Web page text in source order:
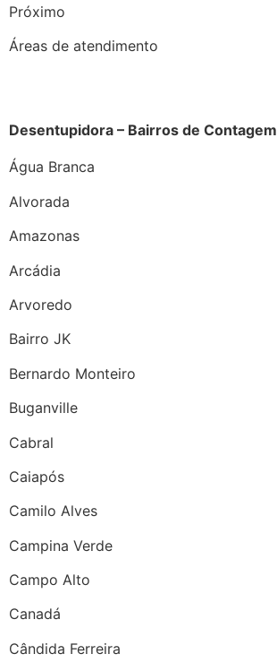
Próximo
Áreas de atendimento
Desentupidora – Bairros de Contagem
Água Branca
Alvorada
Amazonas
Arcádia
Arvoredo
Bairro JK
Bernardo Monteiro
Buganville
Cabral
Caiapós
Camilo Alves
Campina Verde
Campo Alto
Canadá
Cândida Ferreira